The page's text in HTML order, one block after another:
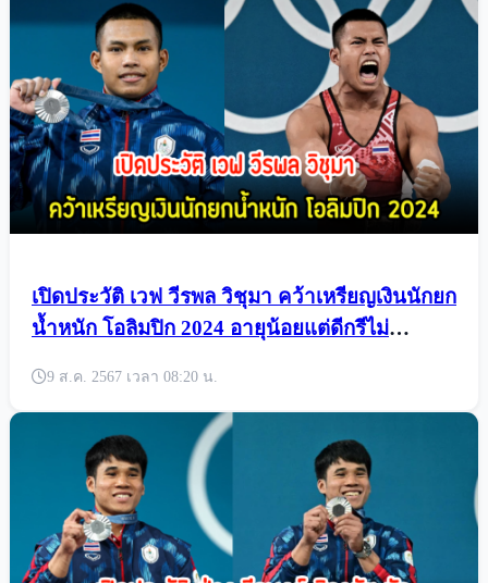
เปิดประวัติ เวฟ วีรพล วิชุมา คว้าเหรียญเงินนักยก
น้ำหนัก โอลิมปิก 2024 อายุน้อยแต่ดีกรีไม่
9 ส.ค. 2567 เวลา 08:20 น.